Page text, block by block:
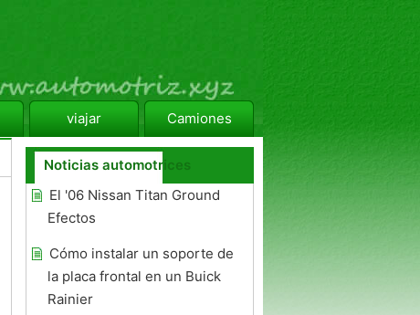
viajar Camiones
Noticias automotrices
El '06 Nissan Titan Ground
Efectos
Cómo instalar un soporte de
la placa frontal en un Buick
Rainier